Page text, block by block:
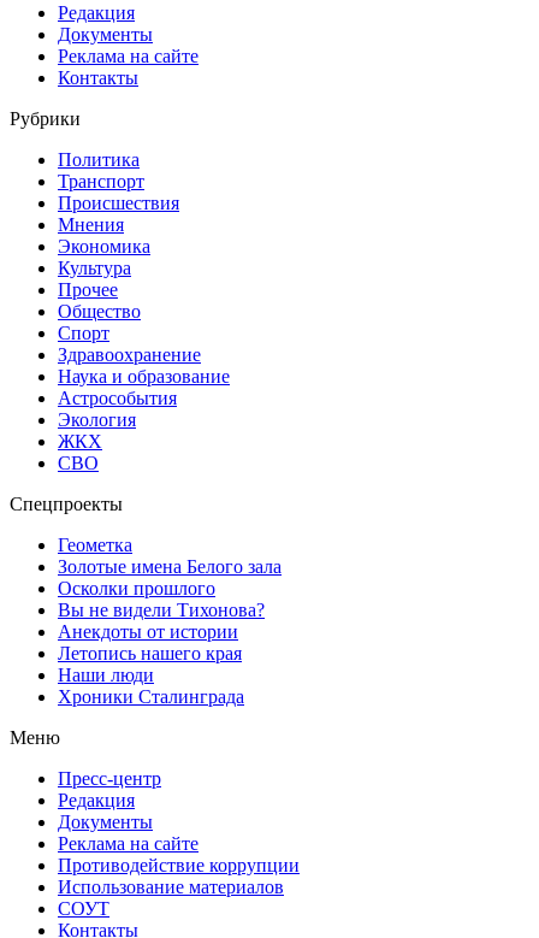
Редакция
Документы
Реклама на сайте
Контакты
Рубрики
Политика
Транспорт
Происшествия
Мнения
Экономика
Культура
Прочее
Общество
Спорт
Здравоохранение
Наука и образование
Астрособытия
Экология
ЖКХ
СВО
Спецпроекты
Геометка
Золотые имена Белого зала
Осколки прошлого
Вы не видели Тихонова?
Анекдоты от истории
Летопись нашего края
Наши люди
Хроники Сталинграда
Меню
Пресс-центр
Редакция
Документы
Реклама на сайте
Противодействие коррупции
Использование материалов
СОУТ
Контакты